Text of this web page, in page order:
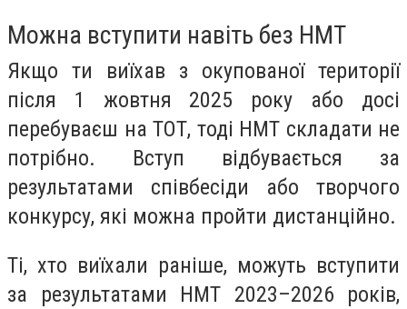
Можна вступити навіть без НМТ
Якщо ти виїхав з окупованої території
після 1 жовтня 2025 року або досі
перебуваєш на ТОТ, тоді НМТ складати не
потрібно. Вступ відбувається за
результатами співбесіди або творчого
конкурсу, які можна пройти дистанційно.
Ті, хто виїхали раніше, можуть вступити
за результатами НМТ 2023–2026 років,